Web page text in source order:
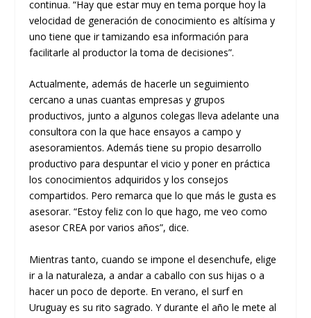
continua. “Hay que estar muy en tema porque hoy la
velocidad de generación de conocimiento es altísima y
uno tiene que ir tamizando esa información para
facilitarle al productor la toma de decisiones”.
Actualmente, además de hacerle un seguimiento
cercano a unas cuantas empresas y grupos
productivos, junto a algunos colegas lleva adelante una
consultora con la que hace ensayos a campo y
asesoramientos. Además tiene su propio desarrollo
productivo para despuntar el vicio y poner en práctica
los conocimientos adquiridos y los consejos
compartidos. Pero remarca que lo que más le gusta es
asesorar. “Estoy feliz con lo que hago, me veo como
asesor CREA por varios años”, dice.
Mientras tanto, cuando se impone el desenchufe, elige
ir a la naturaleza, a andar a caballo con sus hijas o a
hacer un poco de deporte. En verano, el surf en
Uruguay es su rito sagrado. Y durante el año le mete al